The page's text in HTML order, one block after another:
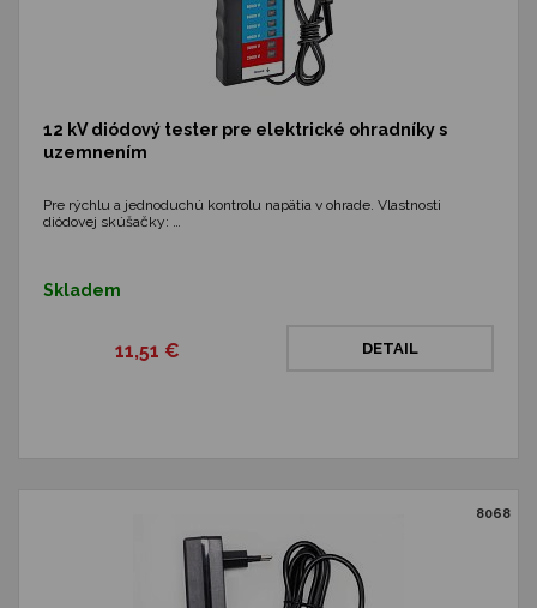
12 kV diódový tester pre elektrické ohradníky s
uzemnením
Pre rýchlu a jednoduchú kontrolu napätia v ohrade. Vlastnosti
diódovej skúšačky: …
Skladem
11,51 € DETAIL
8068